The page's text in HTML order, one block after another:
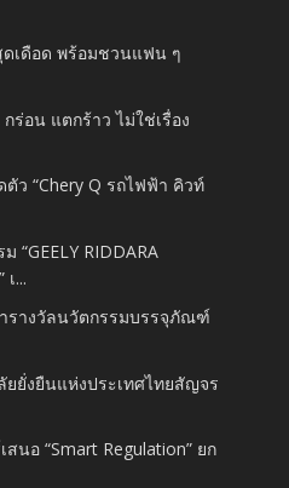
ดเดือด พร้อมชวนแฟน ๆ
ร่อน แตกร้าว ไม่ใช่เรื่อง
ว “Chery Q รถไฟฟ้า คิวท์
“GEELY RIDDARA
เ...
ารางวัลนวัตกรรมบรรจุภัณฑ์
ยยั่งยืนแห่งประเทศไทยสัญจร
นอ “Smart Regulation” ยก